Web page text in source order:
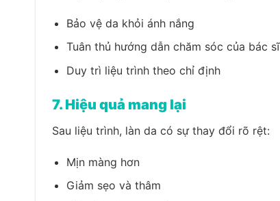
Bảo vệ da khỏi ánh nắng
Tuân thủ hướng dẫn chăm sóc của bác sĩ
Duy trì liệu trình theo chỉ định
7. Hiệu quả mang lại
Sau liệu trình, làn da có sự thay đổi rõ rệt:
Mịn màng hơn
Giảm sẹo và thâm